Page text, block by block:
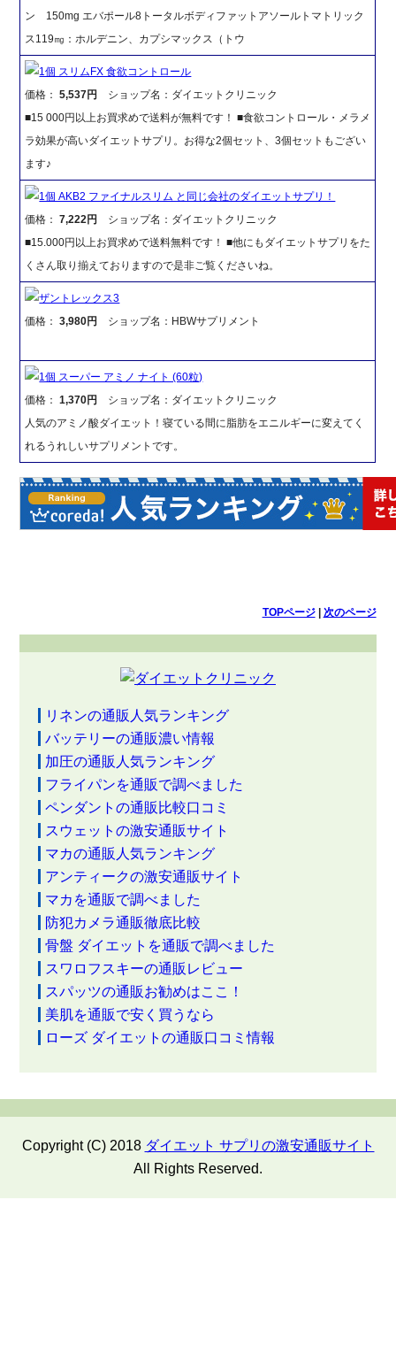
ン 150mg エバポール8トータルボディファットアソールトマトリック
ス119㎎：ホルデニン、カプシマックス（トウ
1個 スリムFX 食欲コントロール
価格：5,537円
ショップ名：ダイエットクリニック
■15 000円以上お買求めで送料が無料です！ ■食欲コントロール・メラメ
ラ効果が高いダイエットサプリ。お得な2個セット、3個セットもござい
ます♪
1個 AKB2 ファイナルスリム と同じ会社のダイエットサプリ！
価格：7,222円
ショップ名：ダイエットクリニック
■15.000円以上お買求めで送料無料です！ ■他にもダイエットサプリをた
くさん取り揃えておりますので是非ご覧くださいね。
ザントレックス3
価格：3,980円 ショップ名：HBWサプリメント
1個 スーパー アミノ ナイト (60粒)
価格：1,370円
ショップ名：ダイエットクリニック
人気のアミノ酸ダイエット！寝ている間に脂肪をエニルギーに変えてく
れるうれしいサプリメントです。
TOPページ| 次のページ
リネンの通販人気ランキング
バッテリーの通販濃い情報
加圧の通販人気ランキング
フライパンを通販で調べました
ペンダントの通販比較口コミ
スウェットの激安通販サイト
マカの通販人気ランキング
アンティークの激安通販サイト
マカを通販で調べました
防犯カメラ通販徹底比較
骨盤 ダイエットを通販で調べました
スワロフスキーの通販レビュー
スパッツの通販お勧めはここ！
美肌を通販で安く買うなら
ローズ ダイエットの通販口コミ情報
Copyright (C) 2018 ダイエット サプリの激安通販サイト
All Rights Reserved.